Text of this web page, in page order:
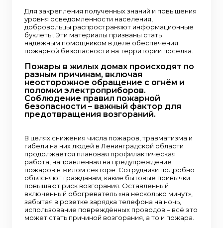
Для закрепления полученных знаний и повышения
уровня осведомленности населения,
добровольцы распространяют информационные
буклеты. Эти материалы призваны стать
надежным помощником в деле обеспечения
пожарной безопасности на территории поселка.
Пожары в жилых домах происходят по
разным причинам, включая
неосторожное обращение с огнём и
поломки электроприборов.
Соблюдение правил пожарной
безопасности – важный фактор для
предотвращения возгораний.
В целях снижения числа пожаров, травматизма и
гибели на них людей в Ленинградской области
продолжается плановая профилактическая
работа, направленная на предупреждение
пожаров в жилом секторе. Сотрудники подробно
объясняют гражданам, какие бытовые привычки
повышают риск возгорания. Оставленный
включенный обогреватель «на несколько минут»,
забытая в розетке зарядка телефона на ночь,
использование повреждённых проводов – всё это
может стать причиной возгорания, а то и пожара.